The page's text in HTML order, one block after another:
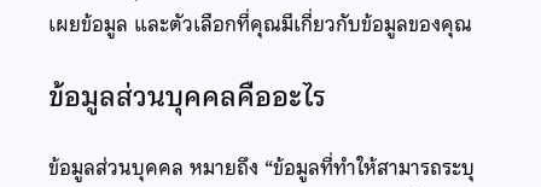
เผยข้อมูล และตัวเลือกที่คุณมีเกี่ยวกับข้อมูลของคุณ
ข้อมูลส่วนบุคคลคืออะไร
ข้อมูลส่วนบุคคล หมายถึง “ข้อมูลที่ทำให้สามารถระบุ